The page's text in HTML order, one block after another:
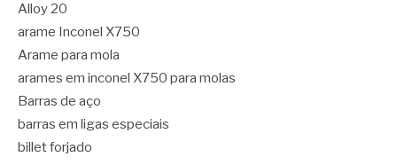
Alloy 20
arame Inconel X750
Arame para mola
arames em inconel X750 para molas
Barras de aço
barras em ligas especiais
billet forjado